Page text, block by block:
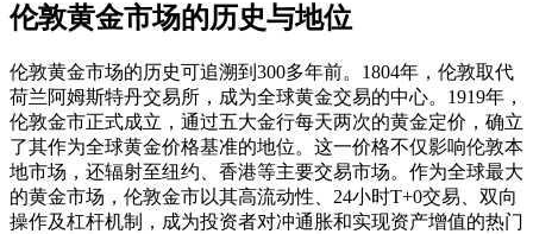
伦敦黄金市场的历史与地位
伦敦黄金市场的历史可追溯到300多年前。1804年，伦敦取代
荷兰阿姆斯特丹交易所，成为全球黄金交易的中心。1919年，
伦敦金市正式成立，通过五大金行每天两次的黄金定价，确立
了其作为全球黄金价格基准的地位。这一价格不仅影响伦敦本
地市场，还辐射至纽约、香港等主要交易市场。作为全球最大
的黄金市场，伦敦金市以其高流动性、24小时T+0交易、双向
操作及杠杆机制，成为投资者对冲通胀和实现资产增值的热门